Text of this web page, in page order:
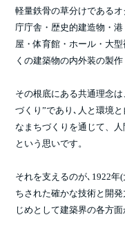
軽量鉄骨の草分けである
庁庁舎・歴史的建造物・
屋・体育館・ホール・大
くの建築物の内外装の製
その根底にある共通理念
づくり”であり､人と環境
なまちづくりを通じて、
という思いです。
それを支えるのが､1922年
ちされた確かな技術と開
じめとして建築界の各方